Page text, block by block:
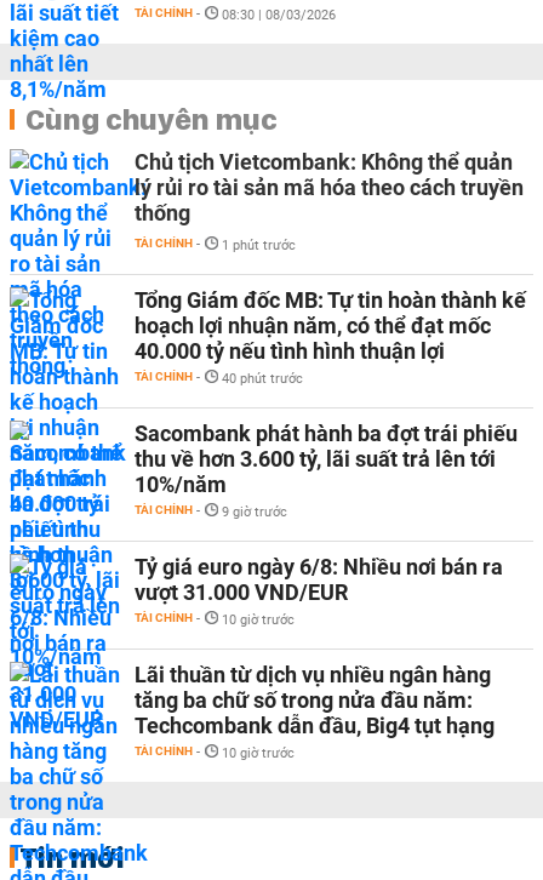
TÀI CHÍNH - 08:30 | 08/03/2026
Cùng chuyên mục
Chủ tịch Vietcombank: Không thể quản
lý rủi ro tài sản mã hóa theo cách truyền
thống
TÀI CHÍNH - 1 phút trước
Tổng Giám đốc MB: Tự tin hoàn thành kế
hoạch lợi nhuận năm, có thể đạt mốc
40.000 tỷ nếu tình hình thuận lợi
TÀI CHÍNH - 40 phút trước
Sacombank phát hành ba đợt trái phiếu
thu về hơn 3.600 tỷ, lãi suất trả lên tới
10%/năm
TÀI CHÍNH - 9 giờ trước
Tỷ giá euro ngày 6/8: Nhiều nơi bán ra
vượt 31.000 VND/EUR
TÀI CHÍNH - 10 giờ trước
Lãi thuần từ dịch vụ nhiều ngân hàng
tăng ba chữ số trong nửa đầu năm:
Techcombank dẫn đầu, Big4 tụt hạng
TÀI CHÍNH - 10 giờ trước
Tin mới